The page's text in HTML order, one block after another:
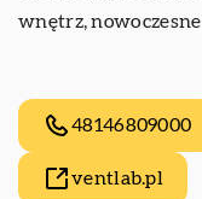
wnętrz,
48146809000
ventlab.pl